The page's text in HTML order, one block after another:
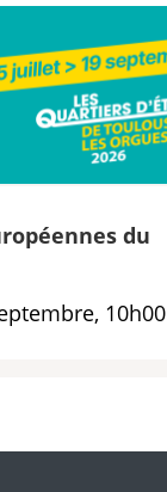
du
10h00